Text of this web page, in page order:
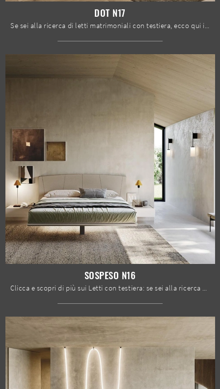
DOT N17
Se sei alla ricerca di letti matrimoniali con testiera, ecco qui il modello Dot N17 in laccato opaco per valorizzare la zona notte.
SOSPESO N16
Clicca e scopri di più sui Letti con testiera: se sei alla ricerca di modelli matrimoniali design, il modello Sospeso N16 Mobilgam fa per te.